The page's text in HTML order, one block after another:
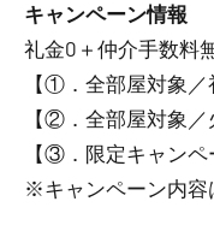
キャンペーン情報
礼金0 ＋ 仲介手数料
【①．全部屋対象／
【②．全部屋対象／
【③．限定キャンペ
※キャンペーン内容